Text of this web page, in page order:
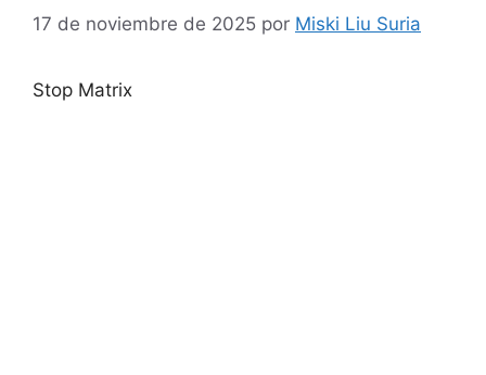
17 de noviembre de 2025 por Miski Liu Suria
Stop Matrix